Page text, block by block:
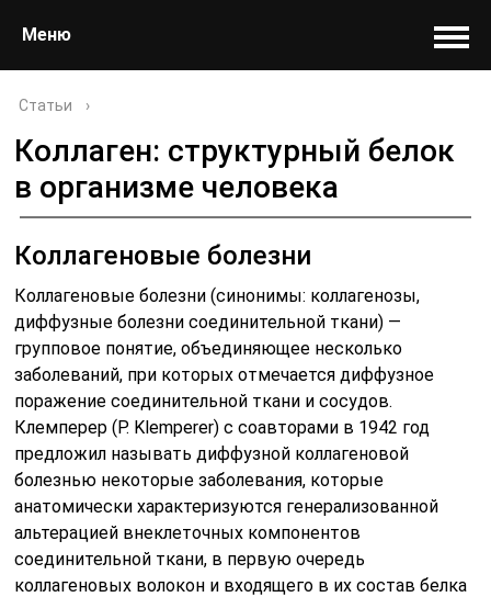
Меню
Статьи ›
Коллаген: структурный белок
в организме человека
Коллагеновые болезни
Коллагеновые болезни (синонимы: коллагенозы,
диффузные болезни соединительной ткани) —
групповое понятие, объединяющее несколько
заболеваний, при которых отмечается диффузное
поражение соединительной ткани и сосудов.
Клемперер (P. Klemperer) с соавторами в 1942 год
предложил называть диффузной коллагеновой
болезнью некоторые заболевания, которые
анатомически характеризуются генерализованной
альтерацией внеклеточных компонентов
соединительной ткани, в первую очередь
коллагеновых волокон и входящего в их состав белка